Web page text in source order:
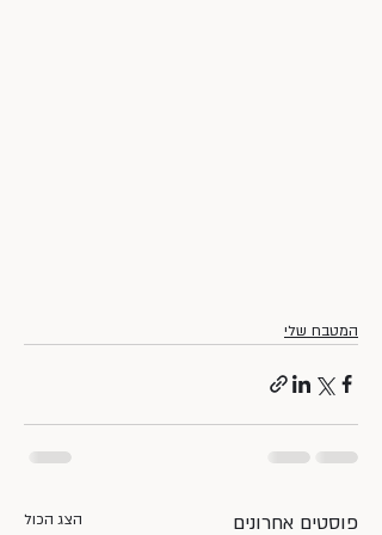
המטבח שלי
פוסטים אחרונים הצג הכול